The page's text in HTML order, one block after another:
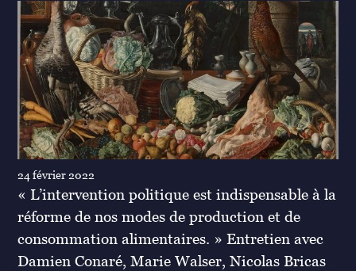
24 février 2022
« L’intervention politique est indispensable à la
réforme de nos modes de production et de
consommation alimentaires. » Entretien avec
Damien Conaré, Marie Walser, Nicolas Bricas